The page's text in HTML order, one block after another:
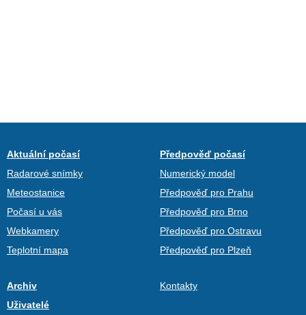
Aktuální počasí
Radarové snímky
Meteostanice
Počasí u vás
Webkamery
Teplotní mapa
Předpověď počasí
Numerický model
Předpověď pro Prahu
Předpověď pro Brno
Předpověď pro Ostravu
Předpověď pro Plzeň
Archiv
Uživatelé
Kontakty